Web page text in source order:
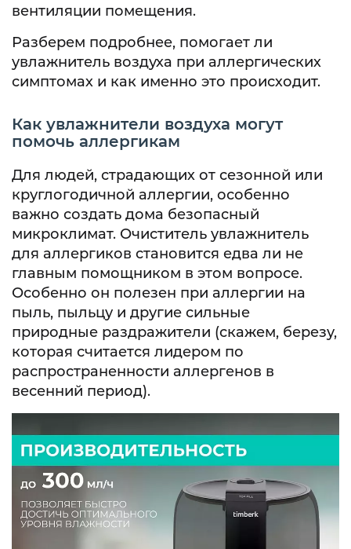
вентиляции помещения.
Разберем подробнее, помогает ли
увлажнитель воздуха при аллергических
симптомах и как именно это происходит.
Как увлажнители воздуха могут
помочь аллергикам
Для людей, страдающих от сезонной или
круглогодичной аллергии, особенно
важно создать дома безопасный
микроклимат. Очиститель увлажнитель
для аллергиков становится едва ли не
главным помощником в этом вопросе.
Особенно он полезен при аллергии на
пыль, пыльцу и другие сильные
природные раздражители (скажем, березу,
которая считается лидером по
распространенности аллергенов в
весенний период).